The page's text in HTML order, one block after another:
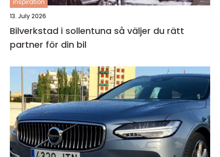
inspiration
13. July 2026
Bilverkstad i sollentuna så väljer du rätt
partner för din bil